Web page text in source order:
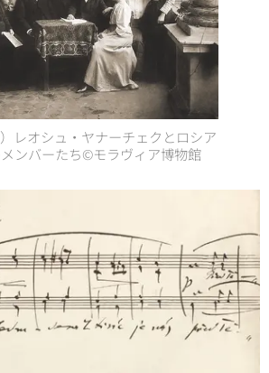
レオシュ・ヤナーチェクとロシア
ンバーたち©モラヴィア博物館